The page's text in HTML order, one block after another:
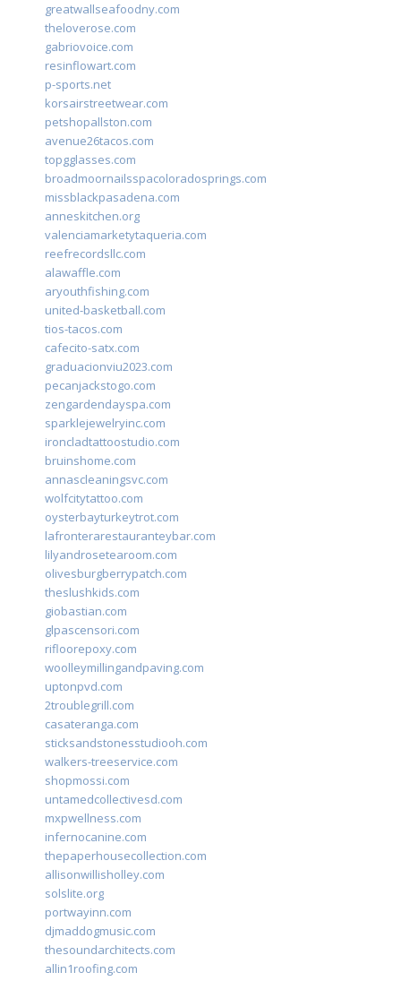
greatwallseafoodny.com
theloverose.com
gabriovoice.com
resinflowart.com
p-sports.net
korsairstreetwear.com
petshopallston.com
avenue26tacos.com
topgglasses.com
broadmoornailsspacoloradosprings.com
missblackpasadena.com
anneskitchen.org
valenciamarketytaqueria.com
reefrecordsllc.com
alawaffle.com
aryouthfishing.com
united-basketball.com
tios-tacos.com
cafecito-satx.com
graduacionviu2023.com
pecanjackstogo.com
zengardendayspa.com
sparklejewelryinc.com
ironcladtattoostudio.com
bruinshome.com
annascleaningsvc.com
wolfcitytattoo.com
oysterbayturkeytrot.com
lafronterarestauranteybar.com
lilyandrosetearoom.com
olivesburgberrypatch.com
theslushkids.com
giobastian.com
glpascensori.com
rifloorepoxy.com
woolleymillingandpaving.com
uptonpvd.com
2troublegrill.com
casateranga.com
sticksandstonesstudiooh.com
walkers-treeservice.com
shopmossi.com
untamedcollectivesd.com
mxpwellness.com
infernocanine.com
thepaperhousecollection.com
allisonwillisholley.com
solslite.org
portwayinn.com
djmaddogmusic.com
thesoundarchitects.com
allin1roofing.com